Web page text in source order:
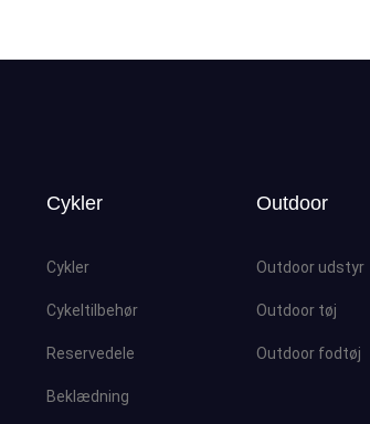
Cykler
Cykler
Cykeltilbehør
Reservedele
Beklædning
Outdoor
Outdoor udstyr
Outdoor tøj
Outdoor fodtøj